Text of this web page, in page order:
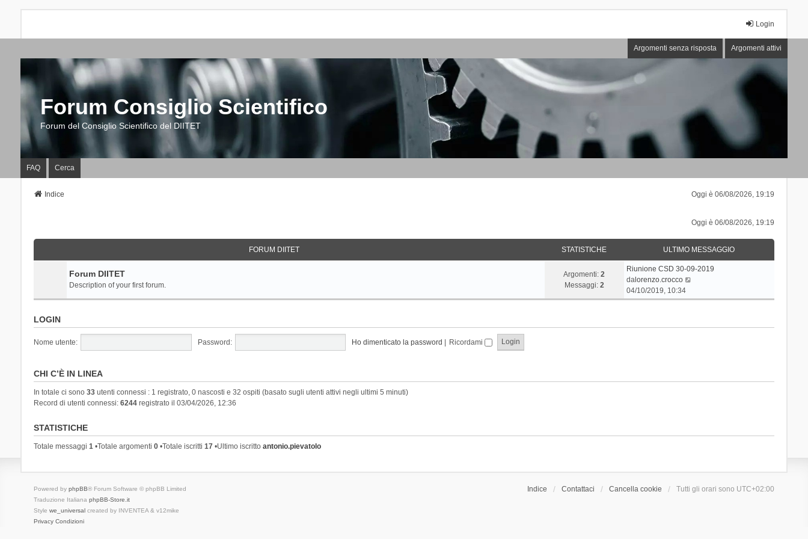
Login
Argomenti senza risposta Argomenti attivi
Forum Consiglio Scientifico
Forum del Consiglio Scientifico del DIITET
FAQ Cerca
Oggi è 06/08/2026, 19:19
Indice
Oggi è 06/08/2026, 19:19
FORUM DIITET STATISTICHE ULTIMO MESSAGGIO
Forum DIITET
Description of your first forum.
Argomenti:2
Messaggi: 2
Riunione CSD 30-09-2019
dalorenzo.crocco
d
o
04/10/2019, 10:34
LOGIN
Nome utente: Password: Ho dimenticato la password | Ricordami
CHI C’È IN LINEA
In totale ci sono 33utenti connessi : 1 registrato, 0 nascosti e 32 ospiti (basato sugli utenti attivi negli ultimi 5 minuti)
Record di utenti connessi: 6244registrato il 03/04/2026, 12:36
STATISTICHE
Totale messaggi 1•Totale argomenti 0•Totale iscritti 17•Ultimo iscritto antonio.pievatolo
Indice Contattaci Cancella cookie Tutti gli orari sono UTC+02:00
Powered by phpBB® Forum Software © phpBB Limited
Traduzione Italiana phpBB-Store.it
Style we_universalcreated by INVENTEA & v12mike
Privacy Condizioni